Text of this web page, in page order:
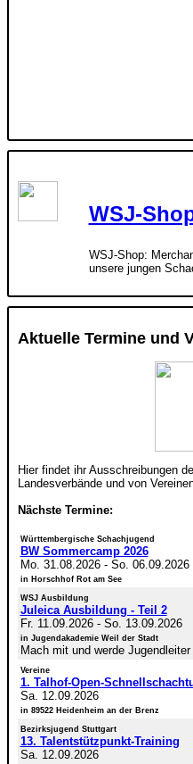
WSJ-
WSJ-Shop:
unsere jungen
Aktuelle Termine und
Hier findet ihr Ausschreibungen
Landesverbände und von
Nächste Termine:
Württembergische Schachjugend
BW Sommercamp 2026
Mo. 31.08.2026- So. 06.09.2026
in Horschhof Rot am See
WSJ Ausbildung
Juleica Ausbildung - Teil 2
Fr. 11.09.2026- So. 13.09.2026
in Jugendakademie Weil der Stadt
Mach mit und werde
Vereine
1. Talhof-Open-
Sa. 12.09.2026
in 89522 Heidenheim an der Brenz
Bezirksjugend Stuttgart
13. Talentstützpunkt-Training
Sa. 12.09.2026